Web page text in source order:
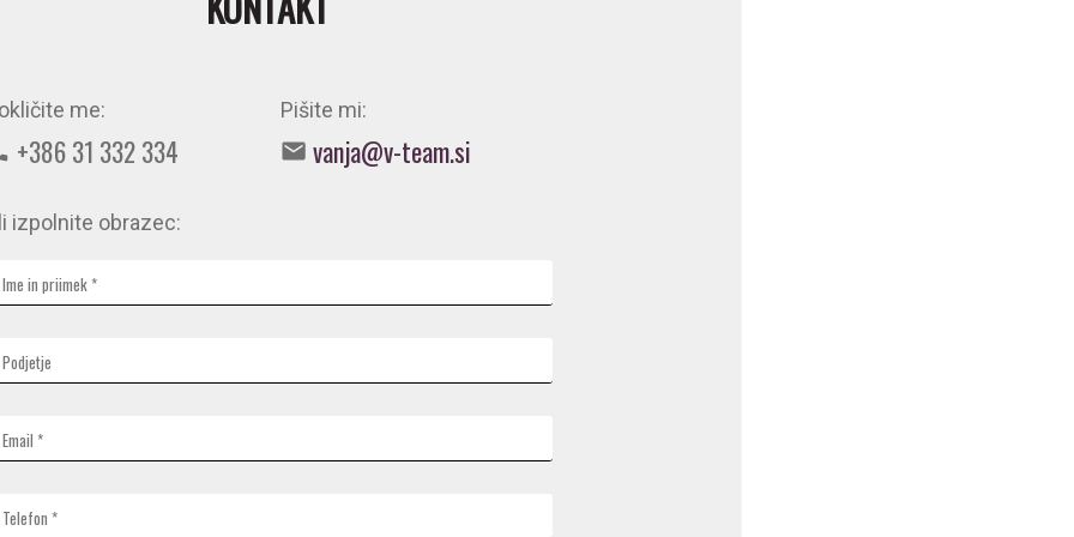
me:
+386 31 332 334
Pišite mi:
vanja@v-team.si
izpolnite obrazec: